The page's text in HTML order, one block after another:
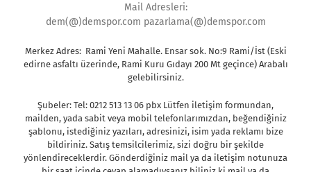
Mail Adresleri:
dem(@)demspor.com pazarlama(@)demspor.com
Merkez Adres: Rami Yeni Mahalle. Ensar sok. No:9 Rami/İst (Eski
edirne asfaltı üzerinde, Rami Kuru Gıdayı 200 Mt geçince) Arabalı
gelebilirsiniz.
Şubeler: Tel: 0212 513 13 06 pbx Lütfen iletişim formundan,
mailden, yada sabit veya mobil telefonlarımızdan, beğendiğiniz
şablonu, istediğiniz yazıları, adresinizi, isim yada reklamı bize
bildiriniz. Satış temsilcilerimiz, sizi doğru bir şekilde
yönlendireceklerdir. Gönderdiğiniz mail ya da iletişim notunuza